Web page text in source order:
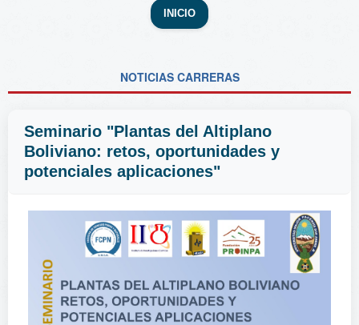
INICIO
NOTICIAS CARRERAS
Seminario "Plantas del Altiplano
Boliviano: retos, oportunidades y
potenciales aplicaciones"